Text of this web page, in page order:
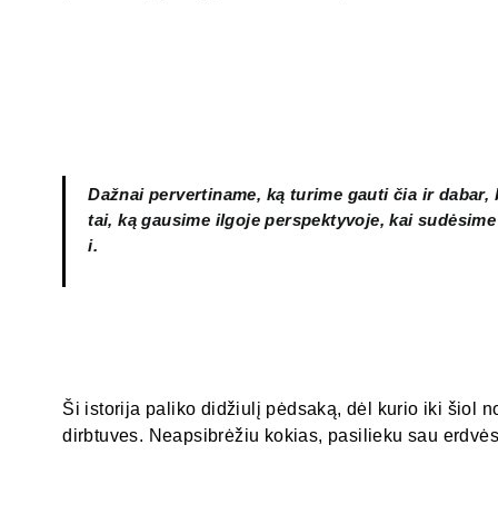
Dažnai pervertiname, ką turime gauti čia ir dabar,
tai, ką gausime ilgoje perspektyvoje, kai
i.
Ši istorija paliko didžiulį pėdsaką, dėl kurio iki šiol
dirbtuves. Neapsibrėžiu kokias, pasilieku sau